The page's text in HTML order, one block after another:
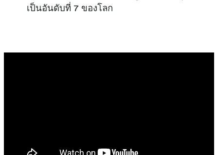
เป็นอันดับที่ 7 ของโลก